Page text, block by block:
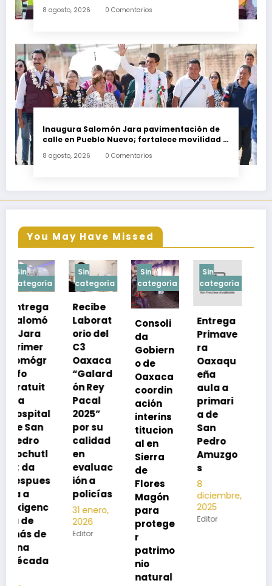
kilómetro 184 + 300
8 agosto, 2026 0 Comentarios
Inaugura Salomón Jara pavimentación de
calle en Pueblo Nuevo; fortalece movilidad y
8 agosto, 2026 0 Comentarios
You May Have Missed
Sin
categoría
Recibe
Laborat
orio del
C3
Oaxaca
“Galard
ón Rey
Pacal
2025”
por su
calidad
en
evaluac
ión a
policías
31 enero,
2026
Editor
Sin
categoría
Consoli
da
Gobiern
o de
Oaxaca
coordin
ación
interins
titucion
al en
Sierra
de
Flores
Magón
para
protege
r
Sin
categoría
Entrega
Primave
ra
Oaxaqu
eña
aula a
primari
a de
San
Pedro
Amuzgo
s
8
diciembre,
2025
Editor
Sin
categoría
Exhorta
SSO a
rse de
neumoc
oco
para
preveni
r la
neumon
ía
2025
Editor